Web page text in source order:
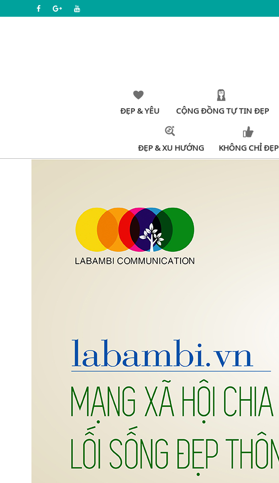
ĐẸP & YÊU CỘNG ĐỒNG TỰ TIN ĐẸP
ĐẸP & XU HƯỚNG KHÔNG CHỈ ĐẸP